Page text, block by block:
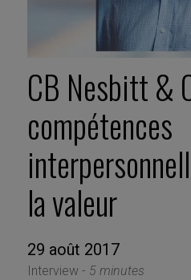
CB Nesbitt &
compétences
la valeur
29 août 2017
Interview - 5 minutes